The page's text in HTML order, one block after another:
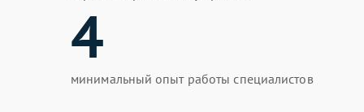
4
минимальный опыт работы специалистов